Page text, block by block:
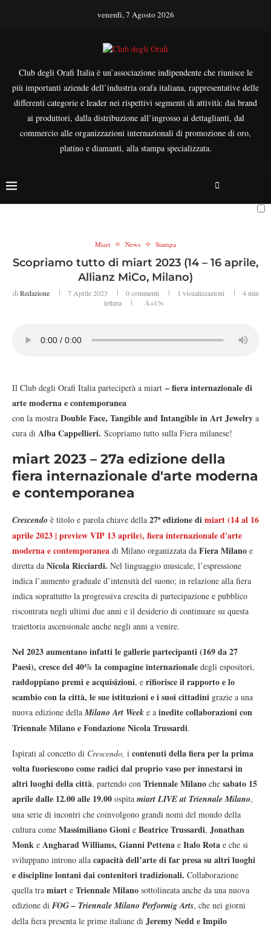
venerdì, 7 Agosto 2026
Club degli Orafi Italia è un’associazione indipendente che riunisce le
più importanti aziende dell’industria orafa italiana, rappresentative delle
differenti categorie e leader nei rispettivi segmenti di attività: dai brand
ai produttori, dalla distribuzione all’ingrosso ai dettaglianti, dal
commercio alle organizzazioni internazionali di promozione di oro,
platino e diamanti, alla stampa specializzata.
Miart News Stampa
Scopriamo tutto di miart 2023 (14 – 16 aprile,
Allianz MiCo, Milano)
di Redazione 7 Aprile 2023 0 commenti 1 visualizzazioni
4 min
lettura
A+UN-
Il Club degli Orafi Italia parteciperà a miart – fiera internazionale di
arte moderna e contemporanea
con la mostra Double Face, Tangible and Intangible in Art Jewelry a
cura di Alba Cappellieri. Scopriamo tutto sulla Fiera milanese!
miart 2023 – 27a edizione della
fiera internazionale d'arte moderna
e contemporanea
Crescendo è titolo e parola chiave della 27ª edizione dimiart (14 al 16
aprile 2023 | preview VIP 13 aprile), fiera internazionale d'arte
moderna e contemporanea di Milano organizzata da Fiera Milano e
diretta da Nicola Ricciardi. Nel linguaggio musicale, l’espressione
indica l’aumento graduale d’intensità del suono; in relazione alla fiera
indica soprattutto la progressiva crescita di partecipazione e pubblico
riscontrata negli ultimi due anni e il desiderio di continuare su questa
traiettoria ascensionale anche negli anni a venire.
Nel 2023 aumentano infatti le gallerie partecipanti (169 da 27
Paesi), crescedel 40% la compagine internazionale degli espositori,
raddoppiano premi e acquisizioni, e rifiorisce il rapporto e lo
scambio con la città, le sue istituzioni e i suoi cittadini grazie a una
nuova edizione dellaMilano Art Week e a inedite collaborazioni con
Triennale Milano e Fondazione Nicola Trussardi.
Ispirati al concetto di Crescendo, i contenuti della fiera per la prima
volta fuoriescono come radici dal proprio vaso per innestarsiin
altri luoghi della città, partendo con Triennale Milano che sabato 15
aprile dalle 12.00 alle 19.00 ospita miart LIVE at Triennale Milano,
una serie di incontri che coinvolgono grandi nomi del mondo della
cultura come Massimiliano Gioni e Beatrice Trussardi, Jonathan
Monk e Angharad Williams, Gianni Pettena e Italo Rota e che si
sviluppano introno alla capacità dell’arte di far presa su altri luoghi
e discipline lontani dai contenitori tradizionali. Collaborazione
quella tra miart e Triennale Milano sottolineata anche da una nuova
edizione di FOG – Triennale Milano Performig Arts, che nei giorni
della fiera presenta le prime italiane di Jeremy Nedd e Impilo